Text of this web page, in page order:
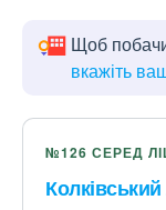
Щоб
вкажіть
№126 СЕРЕД
Колківський